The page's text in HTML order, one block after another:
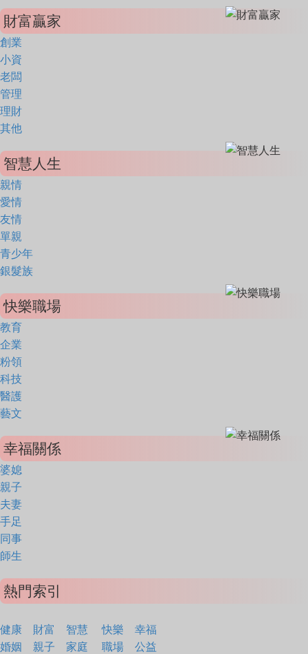
財富贏家
創業
小資
老闆
管理
理財
其他
智慧人生
親情
愛情
友情
單親
青少年
銀髮族
快樂職場
教育
企業
粉領
科技
醫護
藝文
幸福關係
婆媳
親子
夫妻
手足
同事
師生
熱門索引
健康 財富 智慧 快樂
幸福
婚姻
親子 家庭 職場 公益